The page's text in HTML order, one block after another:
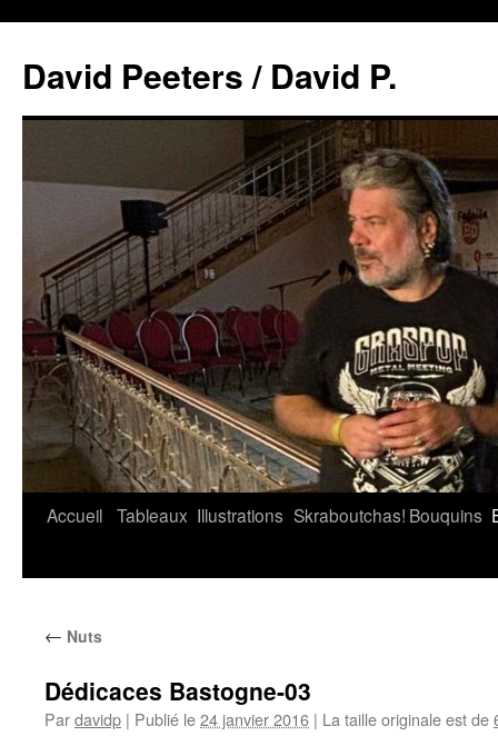
David Peeters / David P.
Accueil Tableaux Illustrations Skraboutchas! Bouquins
← Nuts
Dédicaces Bastogne-03
Pardavidp | Publié le24 janvier 2016 | La taille originale est de